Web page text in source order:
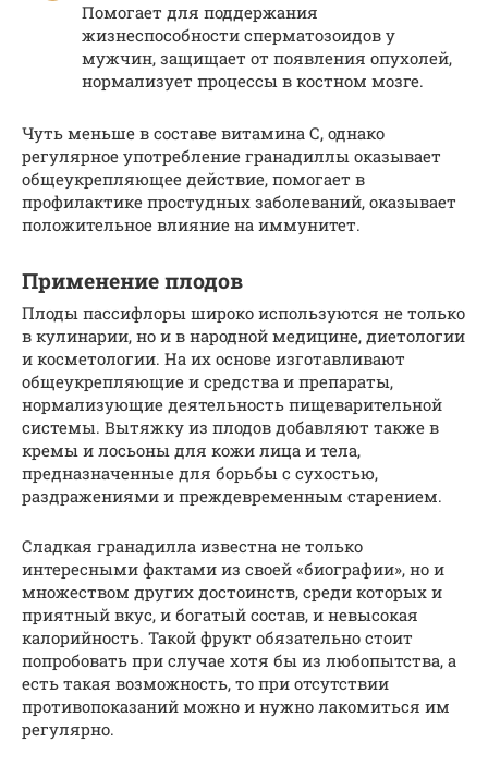
Помогает для поддержания
жизнеспособности сперматозоидов у
мужчин, защищает от появления опухолей,
нормализует процессы в костном мозге.
Чуть меньше в составе витамина С, однако
регулярное употребление гранадиллы оказывает
общеукрепляющее действие, помогает в
профилактике простудных заболеваний, оказывает
положительное влияние на иммунитет.
Применение плодов
Плоды пассифлоры широко используются не только
в кулинарии, но и в народной медицине, диетологии
и косметологии. На их основе изготавливают
общеукрепляющие и средства и препараты,
нормализующие деятельность пищеварительной
системы. Вытяжку из плодов добавляют также в
кремы и лосьоны для кожи лица и тела,
предназначенные для борьбы с сухостью,
раздражениями и преждевременным старением.
Сладкая гранадилла известна не только
интересными фактами из своей «биографии», но и
множеством других достоинств, среди которых и
приятный вкус, и богатый состав, и невысокая
калорийность. Такой фрукт обязательно стоит
попробовать при случае хотя бы из любопытства, а
есть такая возможность, то при отсутствии
противопоказаний можно и нужно лакомиться им
регулярно.